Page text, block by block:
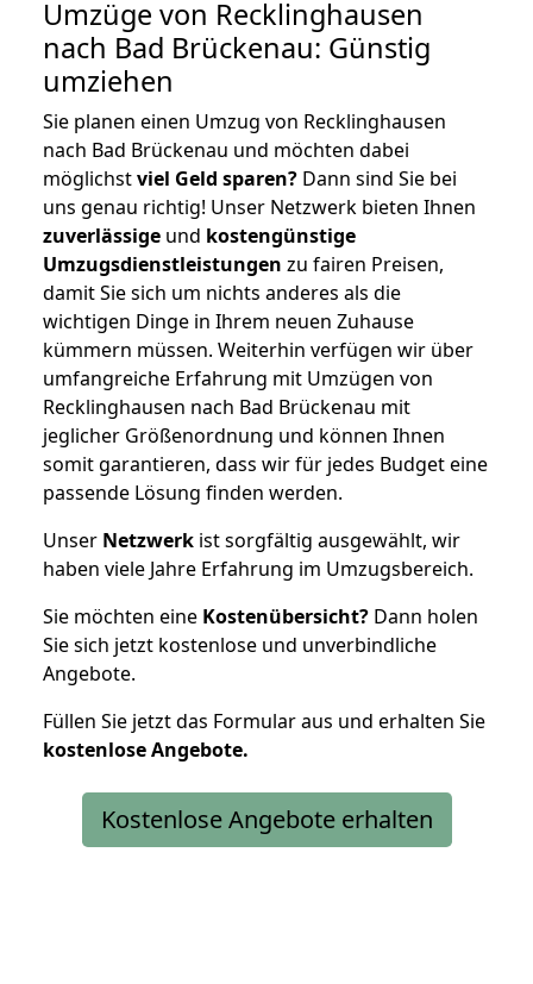
Umzüge von Recklinghausen
nach Bad Brückenau: Günstig
umziehen
Sie planen einen Umzug von Recklinghausen
nach Bad Brückenau und möchten dabei
möglichstviel Geld sparen? Dann sind Sie bei
uns genau richtig! Unser Netzwerk bieten Ihnen
zuverlässige und kostengünstige
Umzugsdienstleistungen zu fairen Preisen,
damit Sie sich um nichts anderes als die
wichtigen Dinge in Ihrem neuen Zuhause
kümmern müssen. Weiterhin verfügen wir über
umfangreiche Erfahrung mit Umzügen von
Recklinghausen nach Bad Brückenau mit
jeglicher Größenordnung und können Ihnen
somit garantieren, dass wir für jedes Budget eine
passende Lösung finden werden.
Unser Netzwerk ist sorgfältig ausgewählt, wir
haben viele Jahre Erfahrung im Umzugsbereich.
Sie möchten eine Kostenübersicht? Dann holen
Sie sich jetzt kostenlose und unverbindliche
Angebote.
Füllen Sie jetzt das Formular aus und erhalten Sie
kostenloseAngebote.
Kostenlose Angebote erhalten